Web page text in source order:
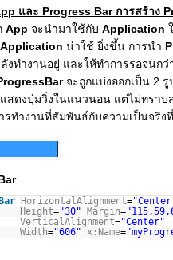
และ Progress Bar การสร้าง
App จะนำมาใช้กับ Application
Application น่าใช้ ยิ่งขึ้น การนำ
ทำงานอยู่ และให้ทำการรอจนกว่
จะถูกแบ่งออกเป็น 2
สดงปุ่มวิ่งในแนวนอน แต่ไม่ทราบ
ทำงานที่สัมพันธ์กับความเป็นจริง
HorizontalAlignment=
Height="30" Margin=
VerticalAlignment="Center"
Width="606" x:Name=